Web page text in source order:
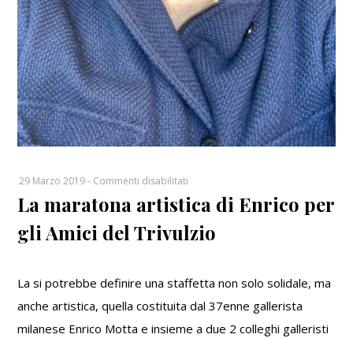
29 Marzo 2019- Commenti disabilitati
La
artistica
per
gli
Amici
La maratona artistica di Enrico per
gli Amici del Trivulzio
La si potrebbe definire una staffetta non solo solidale, ma
anche artistica, quella costituita dal 37enne gallerista
milanese Enrico Motta e insieme a due 2 colleghi galleristi